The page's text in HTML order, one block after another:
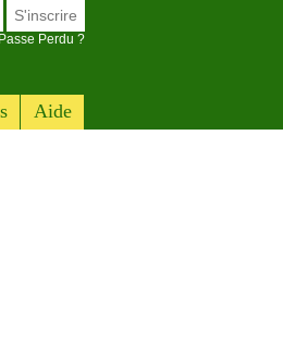
Aide
S'inscrire
Perdu ?